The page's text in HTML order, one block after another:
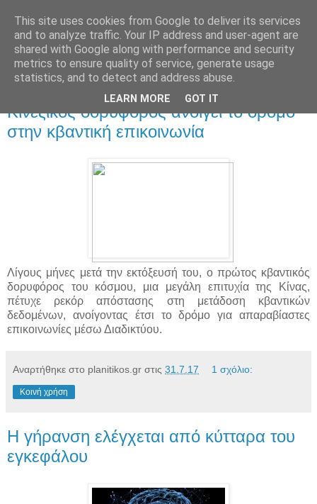
Κινεζικός δορυφόρος ανοίγει το δρόμο
στην κβαντική επικοινωνία
Λίγους μήνες μετά την εκτόξευσή του, ο πρώτος κβαντικός
δορυφόρος του κόσμου, μια μεγάλη επιτυχία της Κίνας,
πέτυχε ρεκόρ απόστασης στη μετάδοση κβαντικών
δεδομένων, ανοίγοντας έτσι το δρόμο για απαραβίαστες
επικοινωνίες μέσω Διαδικτύου.
Αναρτήθηκε στο planitikos.gr στις 31.7.17 1 σχόλιο:
Κοινή χρήση
Η γήρανση ελέγχεται από κύτταρα του
εγκεφάλου
This site uses cookies from Google to deliver its services
and to analyze traffic. Your IP address and user-agent are
shared with Google along with performance and security
metrics to ensure quality of service, generate usage
statistics, and to detect and address abuse.
LEARN MORE GOT IT